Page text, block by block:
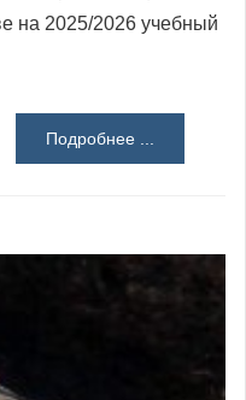
на 2025/2026 учебный
Подробнее ...